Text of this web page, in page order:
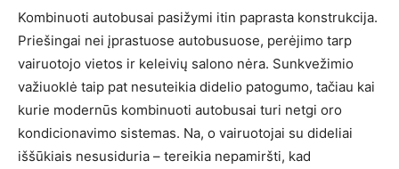
Kombinuoti autobusai pasižymi itin paprasta konstrukcija.
Priešingai nei įprastuose autobusuose, perėjimo tarp
vairuotojo vietos ir keleivių salono nėra. Sunkvežimio
važiuoklė taip pat nesuteikia didelio patogumo, tačiau kai
kurie modernūs kombinuoti autobusai turi netgi oro
kondicionavimo sistemas. Na, o vairuotojai su dideliai
iššūkiais nesusiduria – tereikia nepamiršti, kad